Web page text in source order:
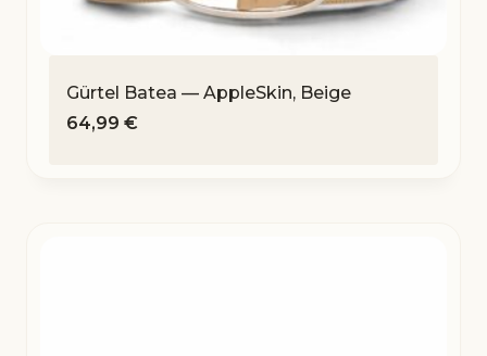
Gürtel Batea — AppleSkin, Beige
64,99 €